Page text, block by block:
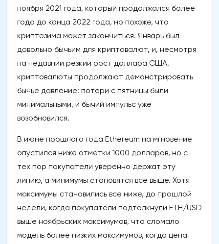
ноября 2021 года, который продолжался более
года до конца 2022 года, но похоже, что
криптозима может закончиться. Январь был
довольно бычьим для криптовалют, и, несмотря
на недавний резкий рост доллара США,
криптовалюты продолжают демонстрировать
бычье давление: потери с пятницы были
минимальными, и бычий импульс уже
возобновился.
В июне прошлого года Ethereum на мгновение
опустился ниже отметки 1000 долларов, но с
тех пор покупатели уверенно держат эту
линию, а минимумы становятся все выше. Хотя
максимумы становились все ниже, до прошлой
недели, когда покупатели подтолкнули ETH/USD
выше ноябрьских максимумов, что сломало
модель более низких максимумов, когда цена